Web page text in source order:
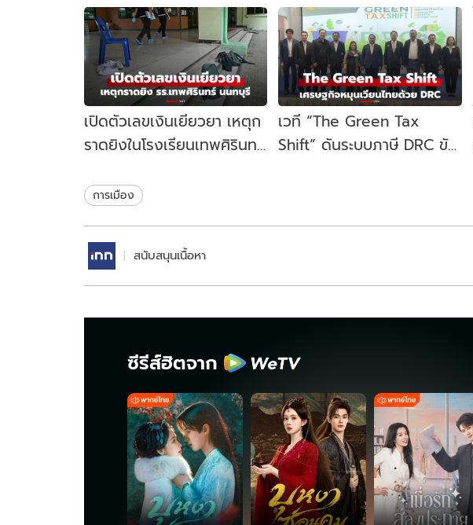
เปิดตัวเลขเงินเยียวยา เหตุก
ราดยิงในโรงเรียนเทพศิรินทร์
เวที “The Green Tax
Shift” ดันระบบภาษี DRC ขับ
การเมือง
สนับสนุนเนื้อหา
ซีรีส์ฮิตจาก